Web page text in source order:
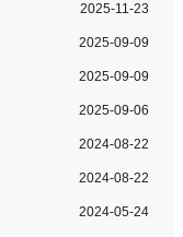
2025-11-23
2025-09-09
2025-09-09
2025-09-06
2024-08-22
2024-08-22
2024-05-24